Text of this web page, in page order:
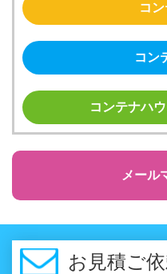
コ
コン
コンテナハ
メール
お見積ご